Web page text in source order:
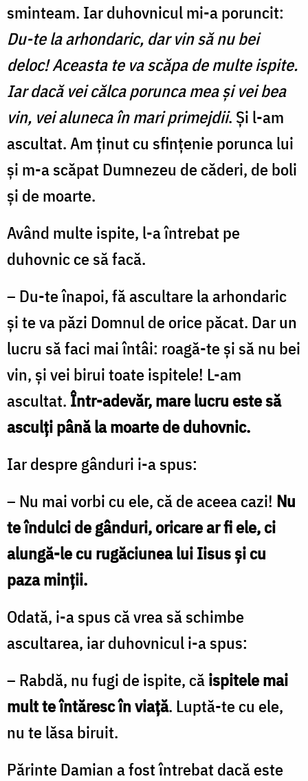
sminteam. Iar duhovnicul mi-a poruncit:
Du-te la arhondaric, dar vin să nu bei
deloc! Aceasta te va scăpa de multe ispite.
Iar dacă vei călca porunca mea şi vei bea
vin, vei aluneca în mari primejdii. Şi l-am
ascultat. Am ţinut cu sfinţenie porunca lui
şi m-a scăpat Dumnezeu de căderi, de boli
şi de moarte.
Având multe ispite, l-a întrebat pe
duhovnic ce să facă.
– Du-te înapoi, fă ascultare la arhondaric
şi te va păzi Domnul de orice păcat. Dar un
lucru să faci mai întâi: roagă-te şi să nu bei
vin, şi vei birui toate ispitele! L-am
ascultat.Într-adevăr, mare lucru este să
asculţi până la moarte de duhovnic.
Iar despre gânduri i-a spus:
– Nu mai vorbi cu ele, că de aceea cazi! Nu
te îndulci de gânduri, oricare ar fi ele, ci
alungă-le cu rugăciunea lui Iisus şi cu
paza minţii.
Odată, i-a spus că vrea să schimbe
ascultarea, iar duhovnicul i-a spus:
– Rabdă, nu fugi de ispite, căispitele mai
mult te întăresc în viaţă. Luptă-te cu ele,
nu te lăsa biruit.
Părinte Damian a fost întrebat dacă este